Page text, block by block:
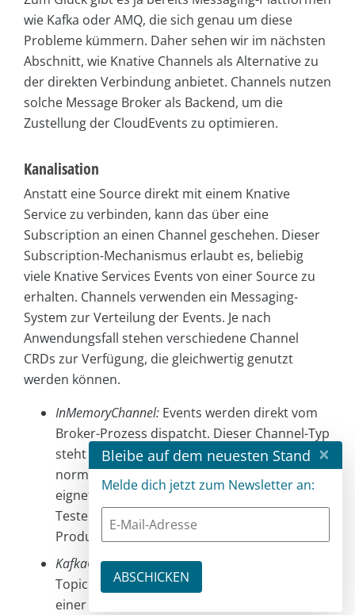
wie Kafka oder AMQ, die sich genau um diese
Probleme kümmern. Daher sehen wir im nächsten
Abschnitt, wie Knative Channels als Alternative zu
der direkten Verbindung anbietet. Channels nutzen
solche Message Broker als Backend, um die
Zustellung der CloudEvents zu optimieren.
Kanalisation
Anstatt eine Source direkt mit einem Knative
Service zu verbinden, kann das über eine
Subscription an einen Channel geschehen. Dieser
Subscription-Mechanismus erlaubt es, beliebig
viele Knative Services Events von einer Source zu
erhalten. Channels verwenden ein Messaging-
System zur Verteilung der Events. Je nach
Anwendungsfall stehen verschiedene Channel
CRDs zur Verfügung, die gleichwertig genutzt
werden können.
InMemoryChannel: Events werden direkt vom
Broker-Prozess dispatcht. Dieser Channel-Typ
steht immer zur Verfügung und ist
normalerweise die Standardeinstellung. Er
eignet sich gut zur Entwicklung und zum
Testen, wird jedoch nicht für einen
Produktionseinsatz empfohlen.
KafkaChannel:Events werden über ein Kafka
Topic transportiert. Dazu bedarf es natürlich
einer bestehenden Kafka-Installation, zu der
Bleibe auf dem neuesten Stand ×
Melde dich jetzt zum Newsletter an: